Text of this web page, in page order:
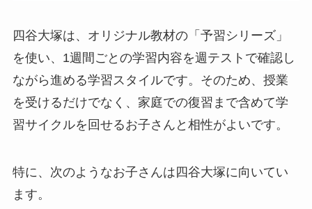
四谷大塚は、オリジナル教材の「予習シリーズ」
を使い、1週間ごとの学習内容を週テストで確認し
ながら進める学習スタイルです。そのため、授業
を受けるだけでなく、家庭での復習まで含めて学
習サイクルを回せるお子さんと相性がよいです。
特に、次のようなお子さんは四谷大塚に向いてい
ます。